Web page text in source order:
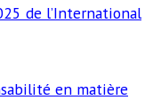
de l’International
en matière